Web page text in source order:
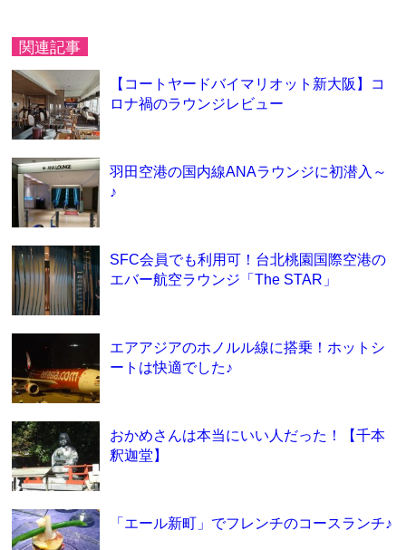
関連記事
【コートヤードバイマリオット新大阪】コ
ロナ禍のラウンジレビュー
羽田空港の国内線ANAラウンジに初潜入～
♪
SFC会員でも利用可！台北桃園国際空港の
エバー航空ラウンジ「The STAR」
エアアジアのホノルル線に搭乗！ホットシ
ートは快適でした♪
おかめさんは本当にいい人だった！【千本
釈迦堂】
「エール新町」でフレンチのコースランチ♪